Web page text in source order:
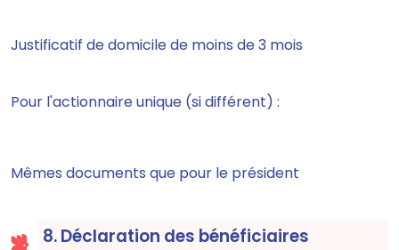
Justificatif de domicile de moins de 3 mois
Pour l'actionnaire unique (si différent) :
Mêmes documents que pour le président
8. Déclaration des bénéficiaires